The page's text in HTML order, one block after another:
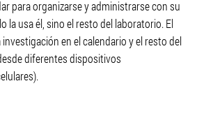
para organizarse y administrarse con su
la usa él, sino el resto del laboratorio. El
en el calendario y el resto del
diferentes dispositivos